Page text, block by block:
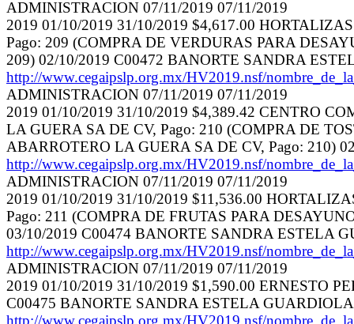
ADMINISTRACION 07/11/2019 07/11/2019
2019 01/10/2019 31/10/2019 $4,617.00
Pago: 209 (COMPRA DE VERDURAS PARA
209) 02/10/2019 C00472 BANORTE SANDRA
http://www.cegaipslp.org.mx/HV2019.nsf/
ADMINISTRACION 07/11/2019 07/11/2019
2019 01/10/2019 31/10/2019 $4,389.42 CENTRO
LA GUERA SA DE CV, Pago: 210 (COMPRA DE
ABARROTERO LA GUERA SA DE CV, Pago: 210)
http://www.cegaipslp.org.mx/HV2019.nsf/
ADMINISTRACION 07/11/2019 07/11/2019
2019 01/10/2019 31/10/2019 $11,536.00
Pago: 211 (COMPRA DE FRUTAS PARA
03/10/2019 C00474 BANORTE SANDRA ESTELA
http://www.cegaipslp.org.mx/HV2019.nsf/
ADMINISTRACION 07/11/2019 07/11/2019
2019 01/10/2019 31/10/2019 $1,590.00 ERNESTO
C00475 BANORTE SANDRA ESTELA
http://www.cegaipslp.org.mx/HV2019.nsf/